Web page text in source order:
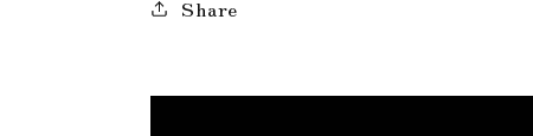
Share